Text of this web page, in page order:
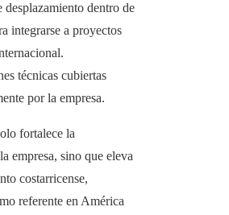
desplazamiento dentro de
integrarse a proyectos
técnicas cubiertas
por la empresa.
fortalece la
empresa, sino que eleva
costarricense,
referente en América